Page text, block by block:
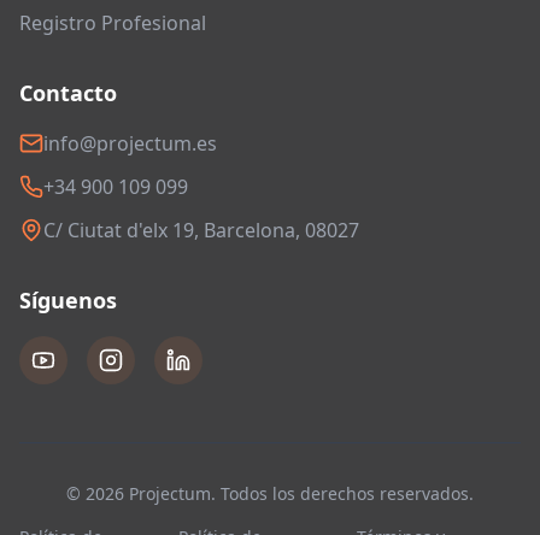
Registro Profesional
Contacto
info@projectum.es
+34 900 109 099
C/ Ciutat d'elx 19, Barcelona, 08027
Síguenos
© 2026 Projectum. Todos los derechos reservados.